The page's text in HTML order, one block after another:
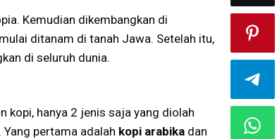
Kemudian dikembangkan di
ditanam di tanah Jawa. Setelah itu,
di seluruh dunia.
kopi, hanya 2 jenis saja yang diolah
pertama adalah kopi arabika dan